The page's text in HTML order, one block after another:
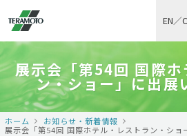
EN／
展示会「第54回 国際ホ
ン・ショー」に出展
ホーム
お知らせ・新着情報
展示会「第54回 国際ホテル・レストラン・ショ